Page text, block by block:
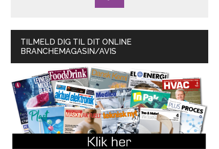
TILMELD DIG TIL DIT ONLINE
BRANCHEMAGASIN/AVIS